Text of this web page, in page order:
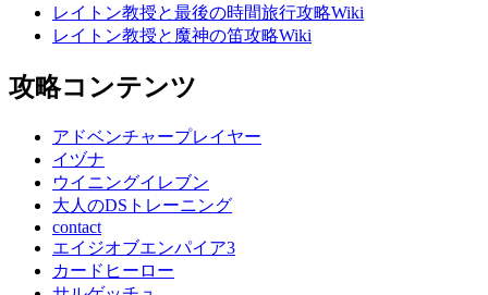
レイトン教授と最後の時間旅行攻略Wiki
レイトン教授と魔神の笛攻略Wiki
攻略コンテンツ
アドベンチャープレイヤー
イヅナ
ウイニングイレブン
大人のDSトレーニング
contact
エイジオブエンパイア3
カードヒーロー